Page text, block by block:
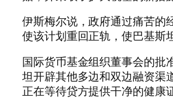
伊斯梅尔说，政府通过痛苦的
使该计划重回正轨，使巴基斯
国际货币基金组织董事会的批
坦开辟其他多边和双边融资渠
正在等待贷方提供干净的健康